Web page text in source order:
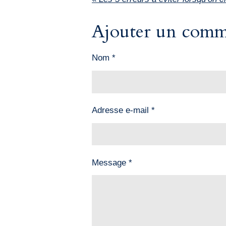
Ajouter un
Nom *
Adresse e-mail *
Message *